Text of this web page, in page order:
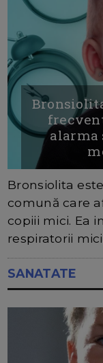
alarma
Bronsiolita
comună care
copiii mici. Ea
respiratorii
SANATATE